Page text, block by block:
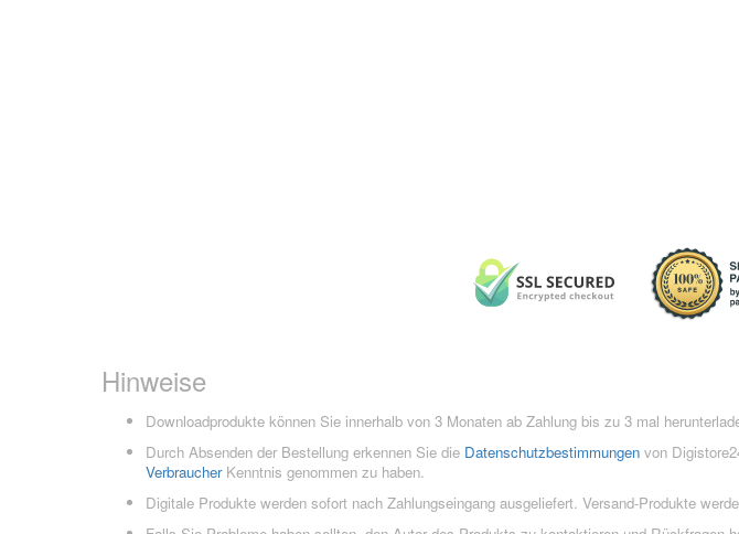
Hinweise
Downloadprodukte können Sie innerhalb von 3 Monaten ab Zahlung bis zu 3 mal
Durch Absenden der Bestellung erkennen Sie die Datenschutzbestimmungen von
VerbraucherKenntnis genommen zu haben.
Digitale Produkte werden sofort nach Zahlungseingang ausgeliefert. Versand-Produkte